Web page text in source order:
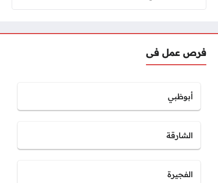
فرص عمل فى
أبوظبي
الشارقة
الفجيرة